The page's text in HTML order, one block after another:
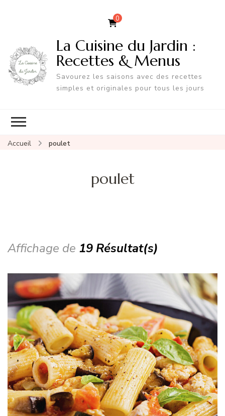
0
La Cuisine du Jardin :
Recettes & Menus
Savourez les saisons avec des recettes
simples et originales pour tous les jours
Accueil poulet
poulet
Affichage de 19 Résultat(s)